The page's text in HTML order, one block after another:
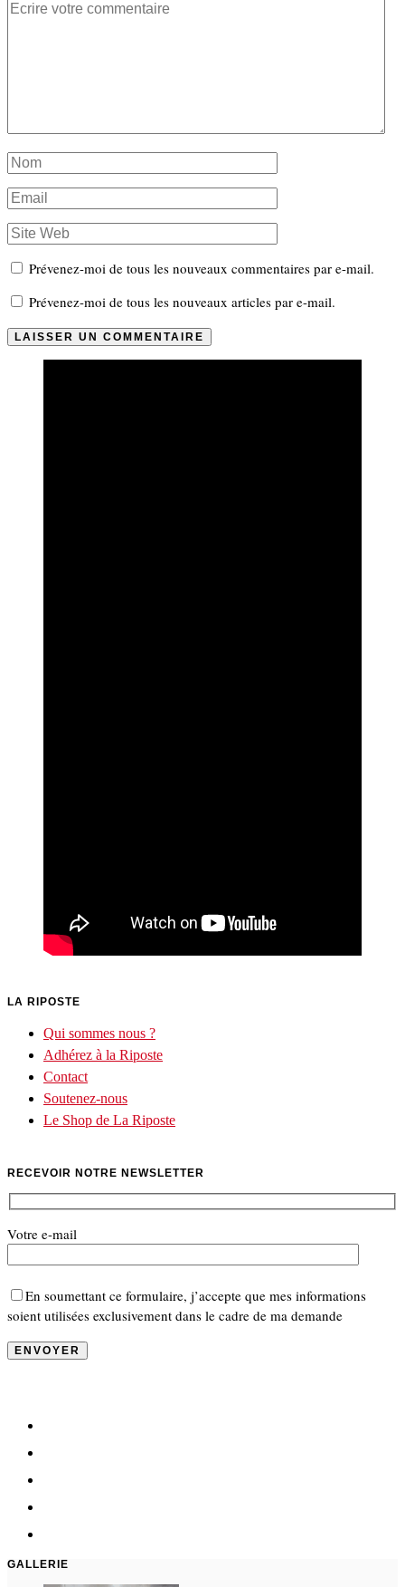
Prévenez-moi de tous les nouveaux commentaires par e-mail.
Prévenez-moi de tous les nouveaux articles par e-mail.
LA RIPOSTE
Qui sommes nous ?
Adhérez à la Riposte
Contact
Soutenez-nous
Le Shop de La Riposte
RECEVOIR NOTRE NEWSLETTER
Votre e-mail
En soumettant ce formulaire, j’accepte que mes informations
soient utilisées exclusivement dans le cadre de ma demande
GALLERIE